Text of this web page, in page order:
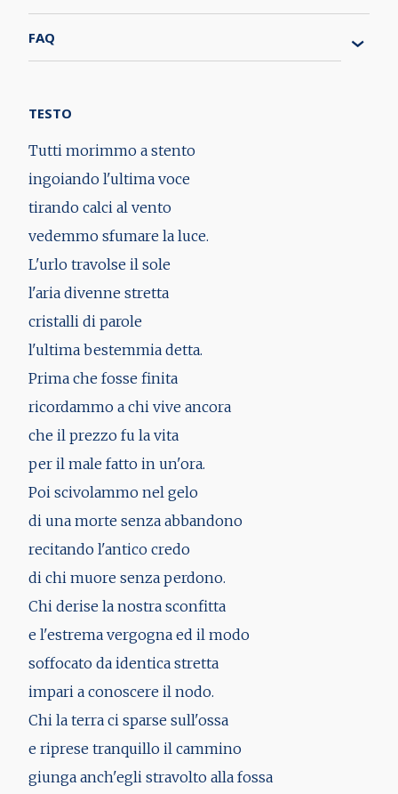
FAQ
TESTO
Tutti morimmo a stento
ingoiando l'ultima voce
tirando calci al vento
vedemmo sfumare la luce.
L'urlo travolse il sole
l'aria divenne stretta
cristalli di parole
l'ultima bestemmia detta.
Prima che fosse finita
ricordammo a chi vive ancora
che il prezzo fu la vita
per il male fatto in un'ora.
Poi scivolammo nel gelo
di una morte senza abbandono
recitando l'antico credo
di chi muore senza perdono.
Chi derise la nostra sconfitta
e l'estrema vergogna ed il modo
soffocato da identica stretta
impari a conoscere il nodo.
Chi la terra ci sparse sull'ossa
e riprese tranquillo il cammino
giunga anch'egli stravolto alla fossa